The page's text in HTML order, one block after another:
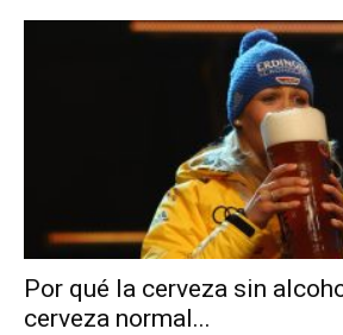
Por qué la cerveza sin
cerveza normal...